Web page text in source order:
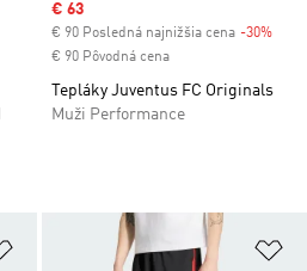
Sale price
€ 63
€ 90 Posledná najnižšia cena -30%
€ 90 Pôvodná cena
Tepláky Juventus FC Originals
Muži Performance
Pridať do zoznamu želaných